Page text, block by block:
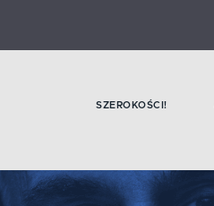
SZEROKOŚCI!